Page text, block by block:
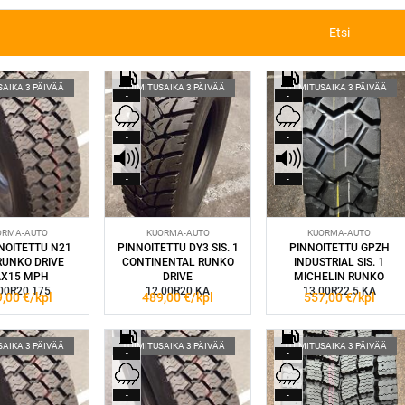
Etsi
3 PÄIVÄÄ
AUTO
N21
DRIVE
MPH
175
€/kpl
TOIMITUSAIKA 3 PÄIVÄÄ
-
-
-
KUORMA-AUTO
PINNOITETTU DY3 SIS. 1
CONTINENTAL RUNKO
DRIVE
12.00R20 KA
489,00€/kpl
TOIMITUSAIKA 3 PÄIVÄÄ
-
-
-
KUORMA-AUTO
PINNOITETTU GPZH
INDUSTRIAL SIS. 1
MICHELIN RUNKO
13.00R22.5 KA
557,00€/kpl
3 PÄIVÄÄ TOIMITUSAIKA 3 PÄIVÄÄ
-
-
TOIMITUSAIKA 3 PÄIVÄÄ
-
-